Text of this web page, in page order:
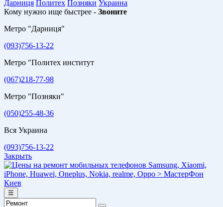
Дарниця Политех Позняки Украина
Кому нужно ище быстрее - Звоните
Метро "Дарниця"
(093)756-13-22
Метро "Политех институт
(067)218-77-98
Метро "Позняки"
(050)255-48-36
Вся Украина
(093)756-13-22
Закрыть
☰